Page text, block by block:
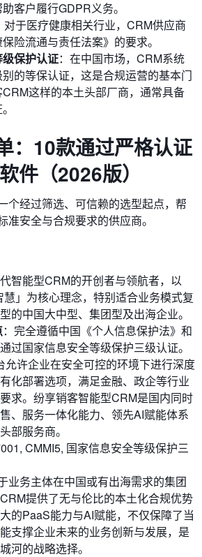
客户履行GDPR义务。
对于医疗健康相关行业，CRM供应商
险流通与责任法案》的要求。
保护认证：在中国市场，CRM系统
的等保认证，这是合规运营的基本门
这样的本土头部厂商，通常具备
：10款通过严格认证
件（2026版）
个经过筛选、可信赖的选型起点，帮
准安全与合规要求的供应商。
智能型CRM的开创者与领航者，以
慧」为核心理念，特别适合业务模式复
的中国大中型、集团型及出海企业。
：完全遵循中国《个人信息保护法》和
过国家信息安全等级保护三级认证。
允许企业在安全可控的环境下进行深度
化部署选项，满足金融、政企等行业
求。纷享销客智能型CRM是国内同时
、服务一体化能力、领先AI赋能体系
部服务商。
CMMI5, 国家信息安全等级保护三
业务主体在中国或有出海需求的集团
提供了无与伦比的本土化合规优势
的PaaS能力与AI赋能，不仅保障了当
支撑企业未来的业务创新与发展，是
河的战略选择。